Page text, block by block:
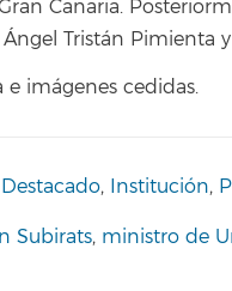
Canaria.
Ángel Tristán Pimienta
e imágenes cedidas.
Destacado, Institución,
Subirats, ministro de